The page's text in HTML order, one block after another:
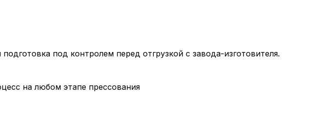
под контролем перед отгрузкой с завода-изготовителя.
на любом этапе прессования